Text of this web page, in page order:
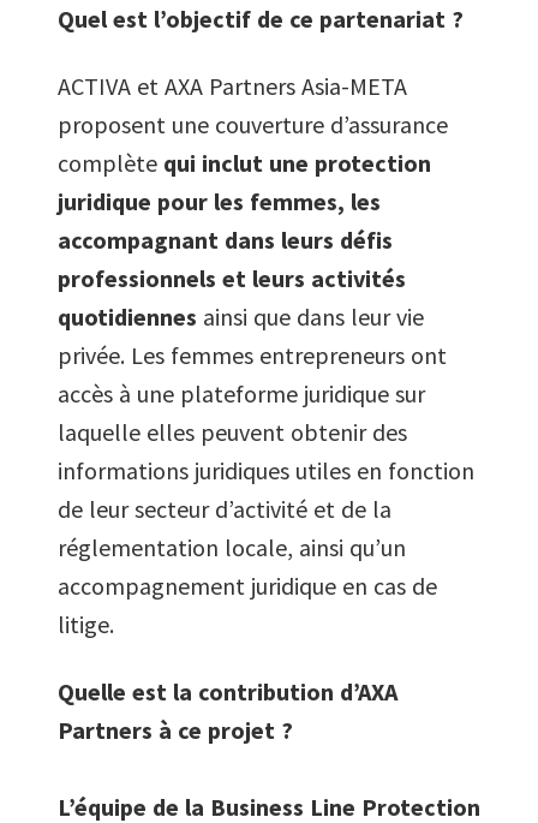
Quel est l’objectif de ce partenariat ?
ACTIVA et AXA Partners Asia-META
proposent une couverture d’assurance
complète qui inclut une protection
juridique pour les femmes, les
accompagnant dans leurs défis
professionnels et leurs activités
quotidiennes ainsi que dans leur vie
privée. Les femmes entrepreneurs ont
accès à une plateforme juridique sur
laquelle elles peuvent obtenir des
informations juridiques utiles en fonction
de leur secteur d’activité et de la
réglementation locale, ainsi qu’un
accompagnement juridique en cas de
litige.
Quelle est la contribution d’AXA
Partners à ce projet ?
L’équipe de la Business Line Protection